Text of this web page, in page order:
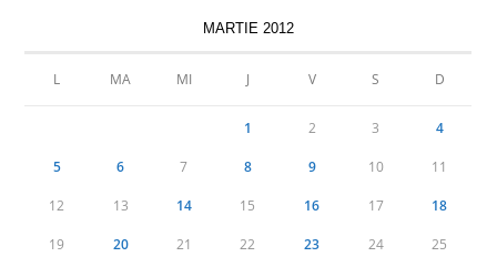
MARTIE 2012
L MA MI J V S D
1 2 3 4
5 6 7 8 9 10 11
12 13 14 15 16 17 18
19 20 21 22 23 24 25